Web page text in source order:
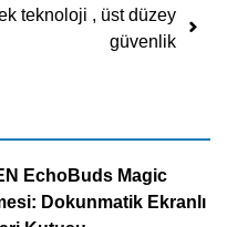
teknoloji , üst düzey
güvenlik
EchoBuds Magic
Dokunmatik Ekranlı